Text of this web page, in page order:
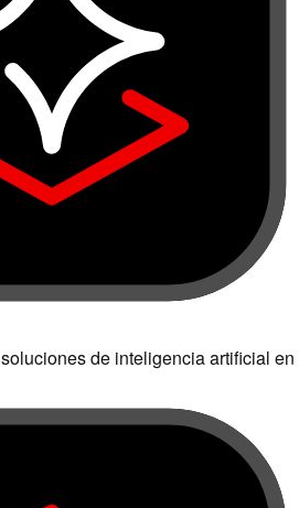
de inteligencia artificial en